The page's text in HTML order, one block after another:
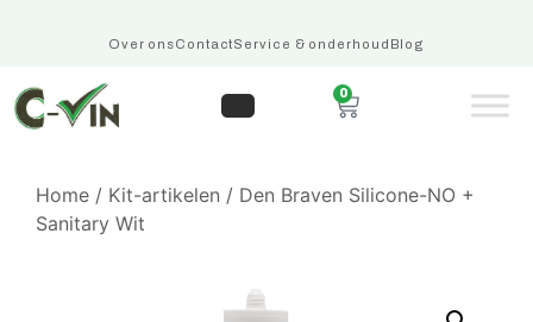
Over onsContactService & onderhoudBlog
0
Home / Kit-artikelen / Den Braven Silicone-NO +
Sanitary Wit